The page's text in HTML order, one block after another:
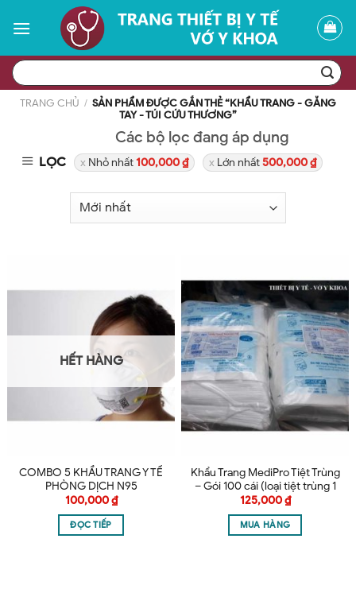
Tìm
kiếm:
TRANG CHỦ / SẢN PHẨM ĐƯỢC GẮN THẺ “KHẨU TRANG - GĂNG
TAY - TÚI CỨU THƯƠNG”
LỌC
Các bộ lọc đang áp dụng
Nhỏ nhất100,000₫ Lớn nhất500,000₫
HẾT HÀNG
COMBO 5 KHẨU TRANG Y TẾ
PHÒNG DỊCH N95
100,000₫
ĐỌC TIẾP
Khẩu Trang MediPro Tiệt Trùng
– Gói 100 cái (loại tiệt trùng 1
cái/ bịch)
125,000₫
MUA HÀNG